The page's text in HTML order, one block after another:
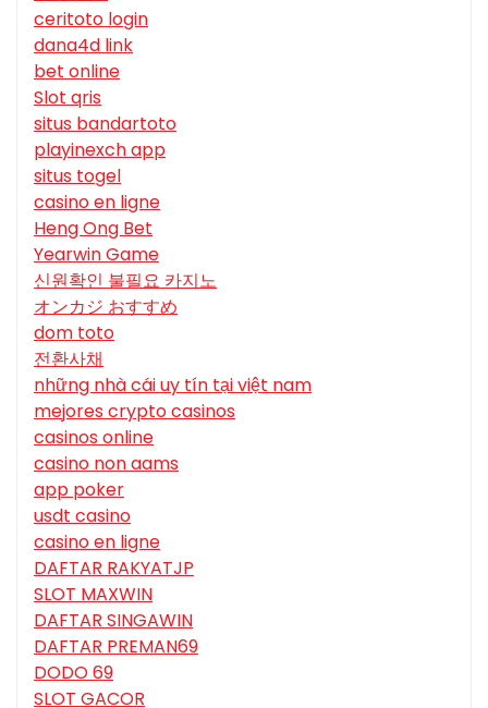
ceritoto login
dana4d link
bet online
Slot qris
situs bandartoto
playinexch app
situs togel
casino en ligne
Heng Ong Bet
Yearwin Game
신원확인 불필요 카지노
オンカジ おすすめ
dom toto
전환사채
những nhà cái uy tín tại việt nam
mejores crypto casinos
casinos online
casino non aams
app poker
usdt casino
casino en ligne
DAFTAR RAKYATJP
SLOT MAXWIN
DAFTAR SINGAWIN
DAFTAR PREMAN69
DODO 69
SLOT GACOR